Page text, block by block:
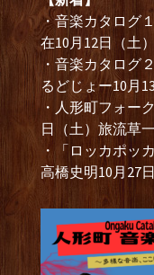
・音楽カタログ
在10月12日（土）
・音楽カタログ
るどじょー10月
・人形町フォー
日（土）旅流草
・「ロッカポッ
高橋史明10月27日